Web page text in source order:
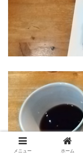
メニュー ホーム